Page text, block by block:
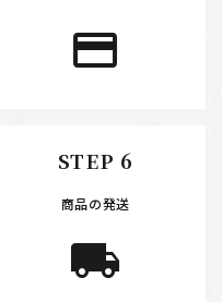
payment
STEP 6
商品の発送
local_shipping